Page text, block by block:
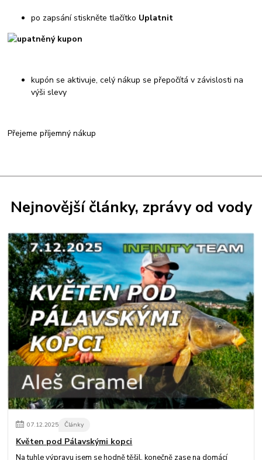
po zapsání stiskněte tlačítko Uplatnit
kupón se aktivuje, celý nákup se přepočítá v závislosti na
výši slevy
Přejeme příjemný nákup
Nejnovější články, zprávy od vody
07.12.2025 Články
Květen pod Pálavskými kopci
Na tuhle výpravu jsem se hodně těšil, konečně zase na domácí